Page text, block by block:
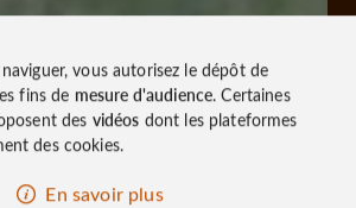
vous autorisez le dépôt de
fins de mesure d'audience. Certaines
des vidéos dont les plateformes
des cookies.
En savoir plus